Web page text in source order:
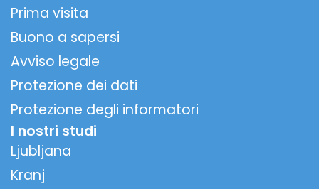
Prima visita
Buono a sapersi
Avviso legale
Protezione dei dati
Protezione degli informatori
I nostri studi
Ljubljana
Kranj